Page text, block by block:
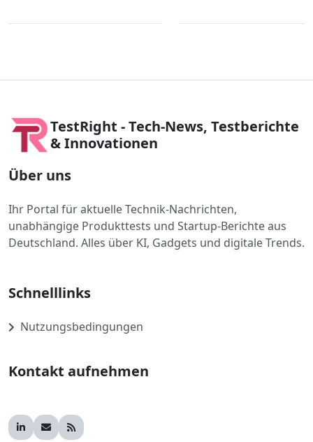
TestRight - Tech-News, Testberichte
& Innovationen
Über uns
Ihr Portal für aktuelle Technik-Nachrichten,
unabhängige Produkttests und Startup-Berichte aus
Deutschland. Alles über KI, Gadgets und digitale Trends.
Schnelllinks
Nutzungsbedingungen
Kontakt aufnehmen